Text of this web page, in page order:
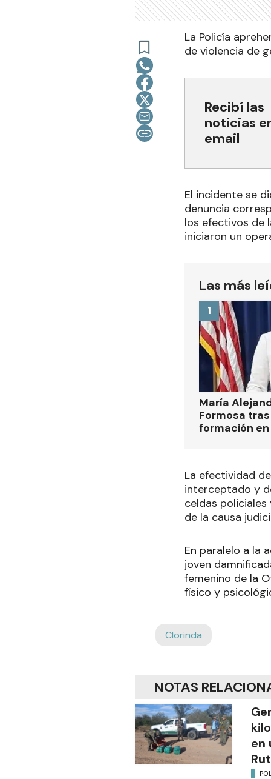
La Policía
de violencia de
Recibí las
noticias
email
El incidente se
denuncia
los efectivos de
iniciaron un
Las más
María
Formosa
formación
1
La efectividad
interceptado y
celdas
de la causa
En paralelo a la
joven
femenino de la
físico y
Clorinda
NOTAS
en